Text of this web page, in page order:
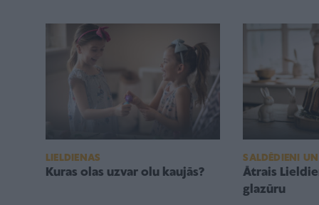
LIELDIENAS
Kuras olas uzvar olu kaujās?
SALDĒDIENI
Ātrais
glazūru